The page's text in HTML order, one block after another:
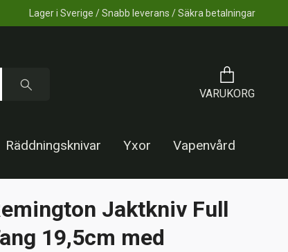
Lager i Sverige / Snabb leverans / Säkra betalningar
VARUKORG
Räddningsknivar Yxor
Vapenvård
Jaktkniv Full
19,5cm med